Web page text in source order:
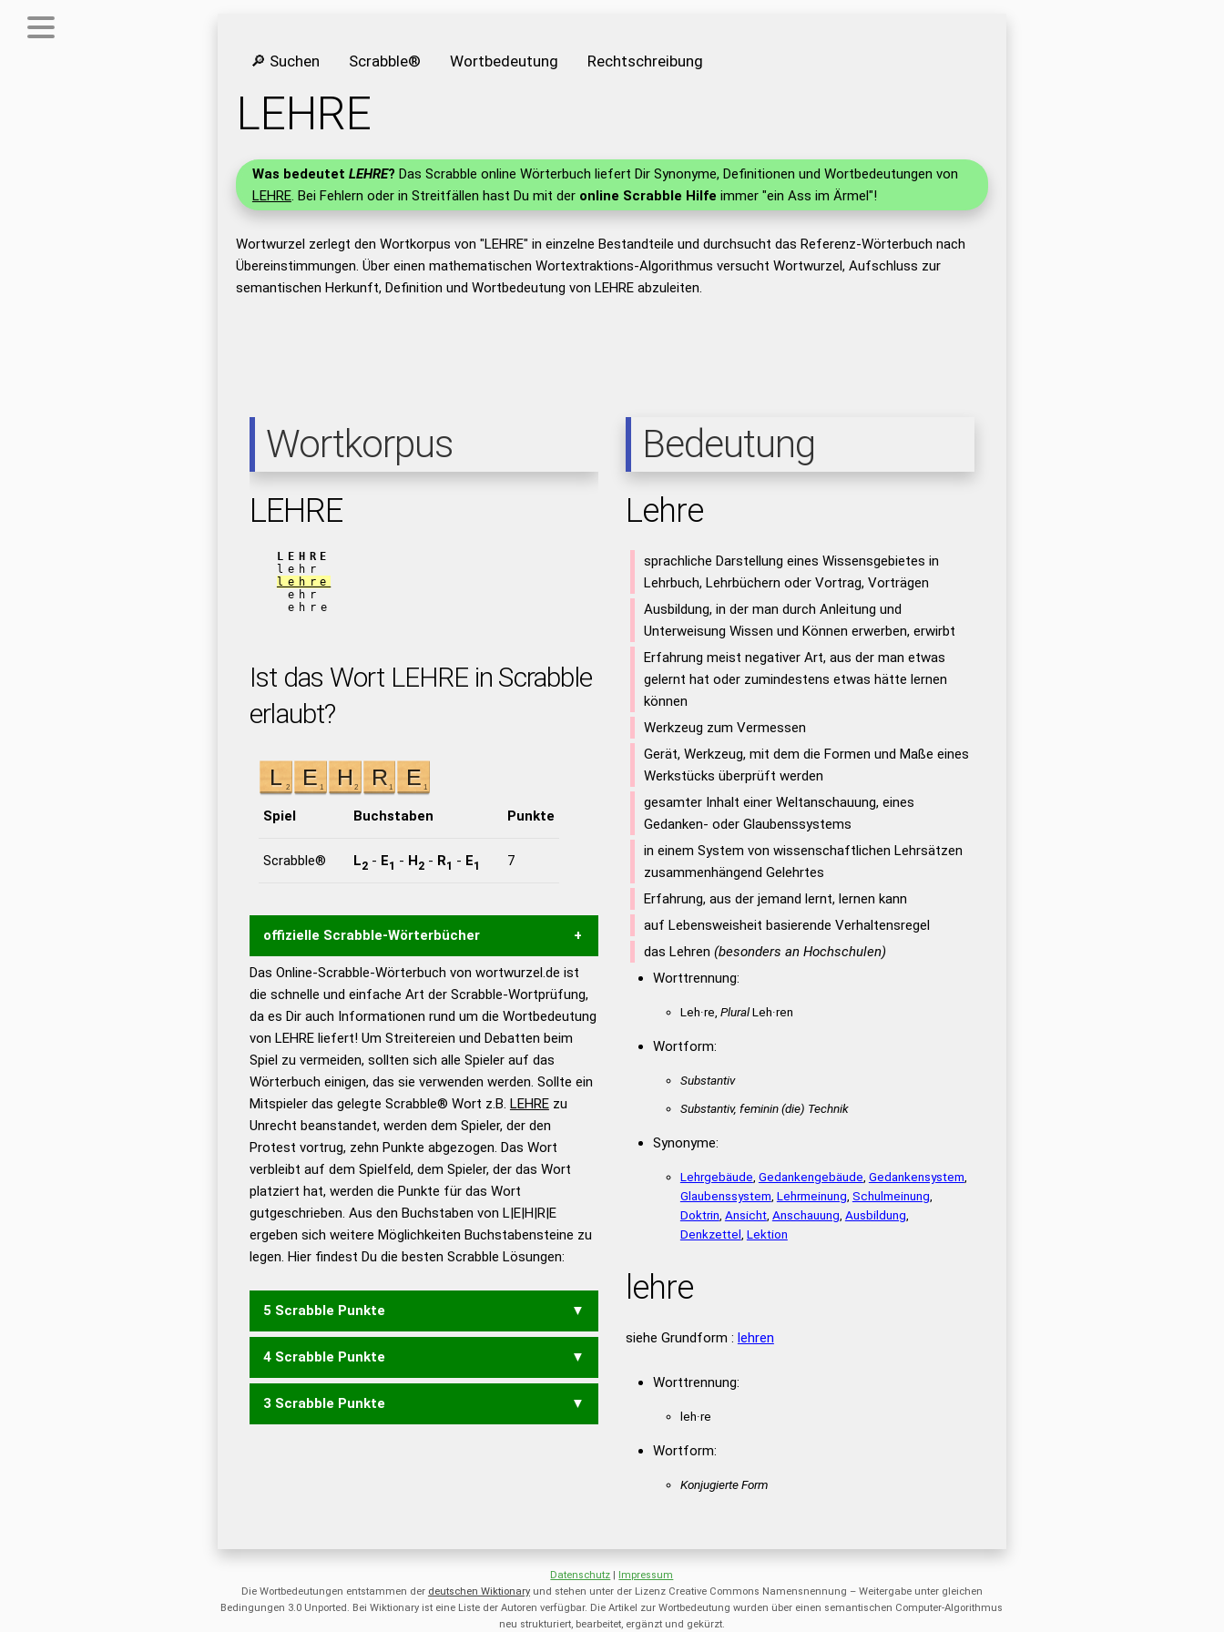
🔎 Suchen Scrabble® Wortbedeutung Rechtschreibung
LEHRE
Was bedeutet LEHRE? Das Scrabble online Wörterbuch liefert Dir Synonyme, Definitionen und Wortbedeutungen von
LEHRE. Bei Fehlern oder in Streitfällen hast Du mit der online Scrabble Hilfe immer "ein Ass im Ärmel"!
Wortwurzel zerlegt den Wortkorpus von "LEHRE" in einzelne Bestandteile und durchsucht das Referenz-Wörterbuch nach
Übereinstimmungen. Über einen mathematischen Wortextraktions-Algorithmus versucht Wortwurzel, Aufschluss zur
semantischen Herkunft, Definition und Wortbedeutung von LEHRE abzuleiten.
Wortkorpus
LEHRE
LEHRE
lehr
lehre
ehr
ehre
Ist das Wort LEHRE in Scrabble
erlaubt?
Spiel Buchstaben Punkte
Scrabble® L2- E1 - H2- R1 - E1 7
offizielle Scrabble-Wörterbücher
Wortwurzel liefert mit Hilfe eines semantischen
Wortanalyse-Algorithmus gute Anhaltspunkte zu
Wortbedeutung, Worttrennung und Wortform, um die
Gültigkeit eines Wortes für das Scrabble-Spiel zu
bestimmen! zugelassene Turnier Scrabble-
Wörterbücher sind:
Duden – Standardwerk in 12
Bänden
Duden – Richtiges und gutes
Deutsch
Duden – Die deutsche Grammatik
Duden – Deutsches
Universalwörterbuch
Das Online-Scrabble-Wörterbuch von wortwurzel.de ist
die schnelle und einfache Art der Scrabble-Wortprüfung,
da es Dir auch Informationen rund um die Wortbedeutung
von LEHRE liefert! Um Streitereien und Debatten beim
Spiel zu vermeiden, sollten sich alle Spieler auf das
Wörterbuch einigen, das sie verwenden werden. Sollte ein
Mitspieler das gelegte Scrabble® Wort z.B. LEHREzu
Unrecht beanstandet, werden dem Spieler, der den
Protest vortrug, zehn Punkte abgezogen. Das Wort
verbleibt auf dem Spielfeld, dem Spieler, der das Wort
platziert hat, werden die Punkte für das Wort
gutgeschrieben. Aus den Buchstaben von L|E|H|R|E
ergeben sich weitere Möglichkeiten Buchstabensteine zu
legen. Hier findest Du die besten Scrabble Lösungen:
5 Scrabble Punkte
EHER ERLE HEER LEER
4 Scrabble Punkte
EHE HER LEE REH RHE
3 Scrabble Punkte
Bedeutung
Lehre
sprachliche Darstellung eines Wissensgebietes in
Lehrbuch, Lehrbüchern oder Vortrag, Vorträgen
Ausbildung, in der man durch Anleitung und
Unterweisung Wissen und Können erwerben, erwirbt
Erfahrung meist negativer Art, aus der man etwas
gelernt hat oder zumindestens etwas hätte lernen
können
Werkzeug zum Vermessen
Gerät, Werkzeug, mit dem die Formen und Maße eines
Werkstücks überprüft werden
gesamter Inhalt einer Weltanschauung, eines
Gedanken- oder Glaubenssystems
in einem System von wissenschaftlichen Lehrsätzen
zusammenhängend Gelehrtes
Erfahrung, aus der jemand lernt, lernen kann
auf Lebensweisheit basierende Verhaltensregel
das Lehren (besonders an Hochschulen)
Worttrennung:
Leh·re, PluralLeh·ren
Wortform:
Substantiv
Substantiv, feminin(die) Technik
Synonyme:
Lehrgebäude Gedankengebäude Gedankensystem
Glaubenssystem Lehrmeinung Schulmeinung
Doktrin Ansicht, Anschauung Ausbildung
Denkzettel Lektion
lehre
siehe Grundform : lehren
Worttrennung:
leh·re
Wortform:
Konjugierte Form
Datenschutz | Impressum
Die Wortbedeutungen entstammen der deutschen Wiktionaryund stehen unter der Lizenz Creative Commons Namensnennung – Weitergabe unter gleichen
Bedingungen 3.0 Unported. Bei Wiktionary ist eine Liste der Autoren verfügbar. Die Artikel zur Wortbedeutung wurden über einen semantischen Computer-Algorithmus
neu strukturiert, bearbeitet, ergänzt und gekürzt.